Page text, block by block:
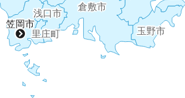
倉敷市
玉野市
笠岡市
里庄町
浅口市